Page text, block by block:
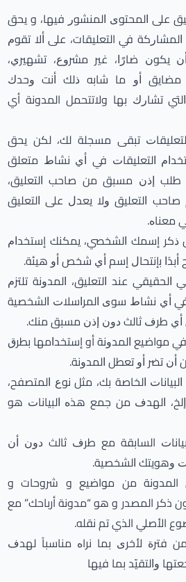
ﻋﻠﻰ ﺍﻟﻤﺤﺘﻮﻯ ﺍﻟﻤﻨﺸﻮﺭ ﻓﻴﻬﺎ، و ﻳﺤﻖ
ﻓﻲ التعليقات، ﻋﻠﻰ ﺃﻻ ﺗﻘﻮﻡ
ﻳﻜﻮﻥ ﺿﺎﺭًﺍ، ﻏﻴﺮ ﻣﺸﺮﻭﻉ، ﺗﺸﻬﻴﺮﻱ،
ﺃﻭ ﻣﺎ ﺷﺎﺑﻪ ﺫﻟﻚ ﺃﻧﺖ ﻭﺣﺪﻙ
ﺗﺸﺎﺭﻙ ﺑﻬﺎ ولاتتحمل المدونة أي
ﺗﺒﻘﻰ ﻣﺴﺠﻠﺔ ﻟﻚ، ﻟﻜﻦ ﻳﺤﻖ
ﺍﻟﺘﻌﻠﻴﻘﺎﺕ ﻓﻲ ﺃﻱ ﻧﺸﺎﻁ ﻣﺘﻌﻠﻖ
ﻃﻠﺐ ﺇﺫﻥ ﻣﺴﺒﻖ ﻣﻦ ﺻﺎﺣﺐ ﺍﻟﺘﻌﻠﻴﻖ،
ﺍﻟﺘﻌﻠﻴﻖ ﻭﻻ ﻳﻌﺪﻝ ﻋﻠﻰ ﺍﻟﺘﻌﻠﻴﻖ
ﻣﻌﻨﺎﻩ.
ﺫﻛﺮ إﺳﻤﻚ ﺍﻟﺸﺨﺼﻲ، ﻳﻤﻜﻨﻚ إﺳﺘﺨﺪﺍﻡ
ﺑإﻧﺘﺤﺎﻝ إﺳﻢ ﺃﻱ ﺷﺨﺺ ﺃﻭ ﻫﻴﺌﺔ.
ﻋﻨﺪ ﺍﻟﺘﻌﻠﻴﻖ، ﺍﻟﻤﺪﻭﻧﺔ ﺗﻠﺘﺰﻡ
ﻓﻲ ﺃﻱ ﻧﺸﺎﻁ ﺳﻮﻯ ﺍﻟﻤﺮﺍﺳﻼﺕ ﺍﻟﺸﺨﺼﻴﺔ
ﺃﻱ ﻃﺮﻑ ﺛﺎﻟﺚ ﺩﻭﻥ ﺇﺫﻥ ﻣﺴﺒﻖ ﻣﻨﻚ.
مواضيع ﺍﻟﻤﺪﻭﻧﺔ أو إﺳﺘﺨﺪﺍﻣﻬﺎ ﺑﻄﺮﻕ
ﺗﻀﺮ ﺃﻭ ﺗﻌﻄﻞ ﺍﻟﻤﺪﻭﻧﺔ.
ﺍﻟﺨﺎﺻﺔ ﺑﻚ، ﻣﺜﻞ ﻧﻮﻉ ﺍﻟﻤﺘﺼﻔﺢ،
ﻧﻈﺎﻡ ﺍﻟﺘﺸﻐﻴﻞ، ﺭﻗﻢ …IP ﺇﻟﺦ، ﺍﻟﻬﺪﻑ ﻣﻦ ﺟﻤﻊ ﻫﺬﻩ ﺍﻟﺒﻴﺎﻧﺎﺕ ﻫﻮ
السابقة ﻣﻊ ﻃﺮﻑ ﺛﺎﻟﺚ ﺩﻭﻥ ﺃﻥ
ﻭﻫﻮﻳﺘﻚ ﺍﻟﺸﺨﺼﻴﺔ.
من مواضيع و شروحات و
ذكر المصدر و هو “مدونة أرباحك” مع
الأصلي الذي تم نقله.
ﻓﺘﺮﺓ ﻷﺧﺮﻯ ﺑﻤﺎ نراﻩ ﻣﻨﺎﺳﺒﺎً ﻟﻬﺪﻑ
ﻭﺍﻟﺘﻘﻴّﺪ ﺑﻤﺎ ﻓﻴﻬﺎ